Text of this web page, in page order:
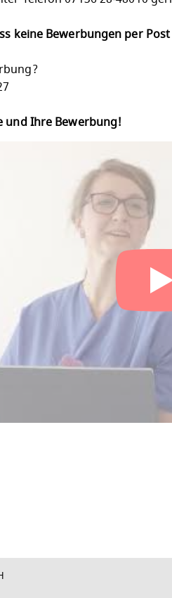
keine Bewerbungen per
und Ihre Bewerbung!